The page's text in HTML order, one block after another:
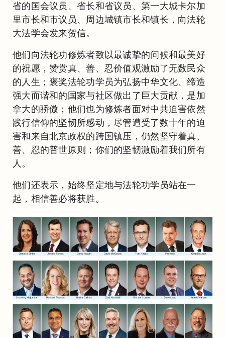
省的国会议员、省长和省议员、第一大城卡尔加
里市长和市议员、周边城镇市长和镇长，向法轮
大法学会发来贺信。
他们向法轮功修炼者致以最诚挚的问候和最美好
的祝愿，赞赏真、善、忍价值观激励了无数民众
的人生；褒奖法轮功学员为弘扬中华文化、缔造
强大而谐和的国家与社区做出了巨大贡献，是加
拿大的骄傲；他们也为修炼者面对中共迫害依然
践行信仰的坚韧所感动，尽管遭受了数十年的迫
害和来自北京政权的跨国镇压，仍然坚守着真、
善、忍的普世原则；你们的坚韧激励着我们所有
人。
他们还表示，始终坚定地与法轮功学员站在一
起，相信善必将获胜。